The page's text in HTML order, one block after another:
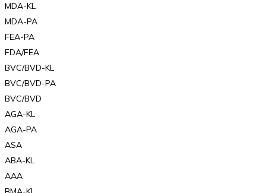
MDA-KL
MDA-PA
FEA-PA
FDA/FEA
BVC/BVD-KL
BVC/BVD-PA
BVC/BVD
AGA-KL
AGA-PA
ASA
ABA-KL
AAA